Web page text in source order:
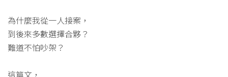
為什麼我從一人接案，
到後來多數選擇合夥？
難道不怕吵架？
這篇文，